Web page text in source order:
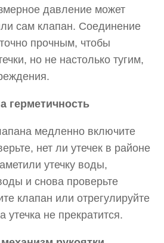
давление может
сам клапан. Соединение
прочным, чтобы
но не настолько тугим,
герметичность
медленно включите
нет ли утечек в районе
утечку воды,
и снова проверьте
клапан или отрегулируйте
утечка не прекратится.